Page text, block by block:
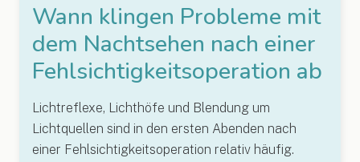
Wann klingen Probleme mit
dem Nachtsehen nach einer
Fehlsichtigkeitsoperation ab
Lichtreflexe, Lichthöfe und Blendung um
Lichtquellen sind in den ersten Abenden nach
einer Fehlsichtigkeitsoperation relativ häufig.